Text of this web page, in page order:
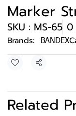
Marker
SKU : MS-65 0
Brands: BANDEX
Share
Related